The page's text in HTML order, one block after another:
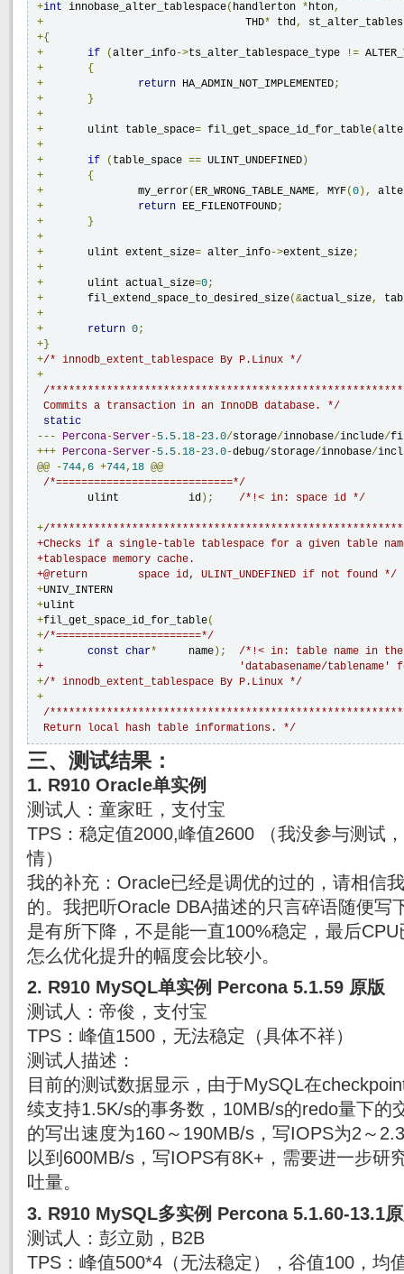
+int innobase_alter_tablespace( handlerton *hton,
+
                                THD
* thd,
+{
+
if (alter_info->ts_alter_tablespace_type !=
+
{
+
return HA_ADMIN_NOT_IMPLEMENTED;
+
}
+
+
       ulint table_space
= fil_get_space_id_for_table(
+
+
if ( table_space == ULINT_UNDEFINED )
+
{
+
               my_error
( ER_WRONG_TABLE_NAME, MYF(0 ),
+
return EE_FILENOTFOUND;
+
}
+
+
       ulint extent_size
= alter_info->extent_size;
+
+
       ulint actual_size
=0;
+
       fil_extend_space_to_desired_size
(&actual_size,
+
+
return 0;
+}
+/* innodb_extent_tablespace By P.Linux */
+
/
Commits a transaction in an InnoDB database. */
static
---
Percona-Server-5.5.18-23.0/storage/innobase/include/
+++ Percona-Server-5.5.18-23.0-debug/storage/innobase/
@@
-744, 6 +744, 18 @@
/*============================*/
ulint		id ); /*!< in: space id */
+/
+Checks if a single-table tablespace for a given table
+tablespace memory cache.
+@return        space id, ULINT_UNDEFINED if not found */
+
+
+fil_get_space_id_for_table(
+/*=======================*/
+
const char*
     name
);
/*!< in: table name in the
+                               'databasename/tablename'
+/* innodb_extent_tablespace By P.Linux */
+
/
Return local hash table informations. */
三、测试结果：
1. R910 Oracle单实例
测试人：童家旺，支付宝
TPS：稳定值2000,峰值2600 （我没参与测试
情）
我的补充：Oracle已经是调优的过的，请相信
的。我把听Oracle DBA描述的只言碎语随便写
是有所下降，不是能一直100%稳定，最后
怎么优化提升的幅度会比较小。
2. R910 MySQL单实例 Percona 5.1.59 原版
测试人：帝俊，支付宝
TPS：峰值1500，无法稳定（具体不祥）
测试人描述：
目前的测试数据显示，由于MySQL在
续支持1.5K/s的事务数，10MB/s的redo量下的
的写出速度为160～190MB/s，写IOPS为2～
以到600MB/s，写IOPS有8K+，需要进一步研
吐量。
3. R910 MySQL多实例 Percona 5.1.60-13.1
测试人：彭立勋，B2B
TPS：峰值500*4（无法稳定），谷值100，均